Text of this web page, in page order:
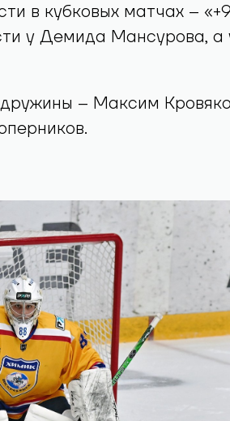
в кубковых матчах –
у Демида Мансурова, а
– Максим